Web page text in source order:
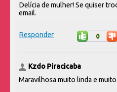
Delícia de mulher! Se quiser
email.
Responder 0
Kzdo Piracicaba
Maravilhosa muito linda e